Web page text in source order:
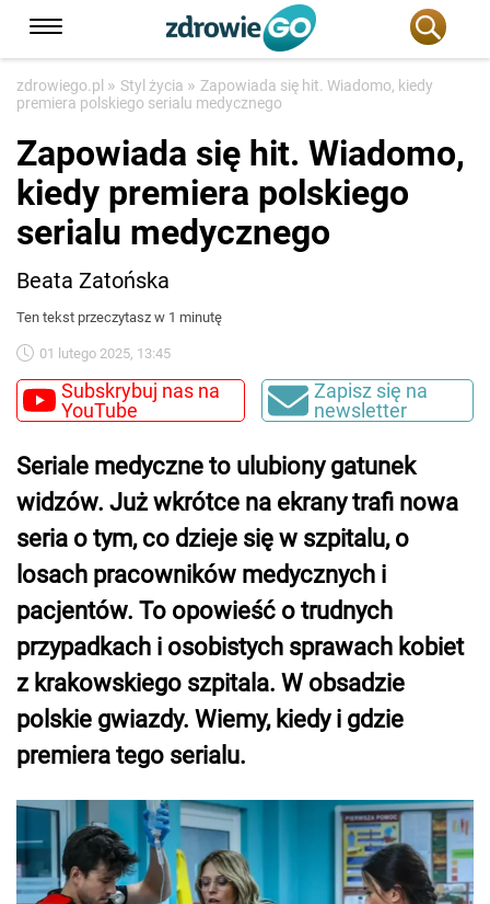
zdrowiego.pl » Styl życia » Zapowiada się hit. Wiadomo, kiedy
premiera polskiego serialu medycznego
Zapowiada się hit. Wiadomo,
kiedy premiera polskiego
serialu medycznego
Beata Zatońska
Ten tekst przeczytasz w 1 minutę
01 lutego 2025, 13:45
Subskrybuj nas na
YouTube
Zapisz się na
newsletter
Seriale medyczne to ulubiony gatunek
widzów. Już wkrótce na ekrany trafi nowa
seria o tym, co dzieje się w szpitalu, o
losach pracowników medycznych i
pacjentów. To opowieść o trudnych
przypadkach i osobistych sprawach kobiet
z krakowskiego szpitala. W obsadzie
polskie gwiazdy. Wiemy, kiedy i gdzie
premiera tego serialu.